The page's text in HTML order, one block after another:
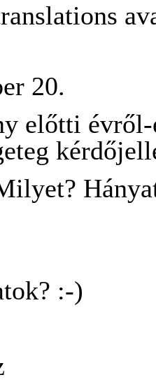
20.
előtti
:-)